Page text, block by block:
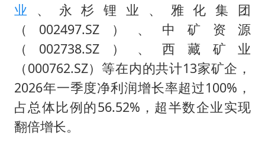
业 、永杉锂业、雅化集团
（002497.SZ）、中矿资源
（002738.SZ）、西藏矿业
（000762.SZ）等在内的共计13家矿企，
2026年一季度净利润增长率超过100%，
占总体比例的56.52%，超半数企业实现
翻倍增长。